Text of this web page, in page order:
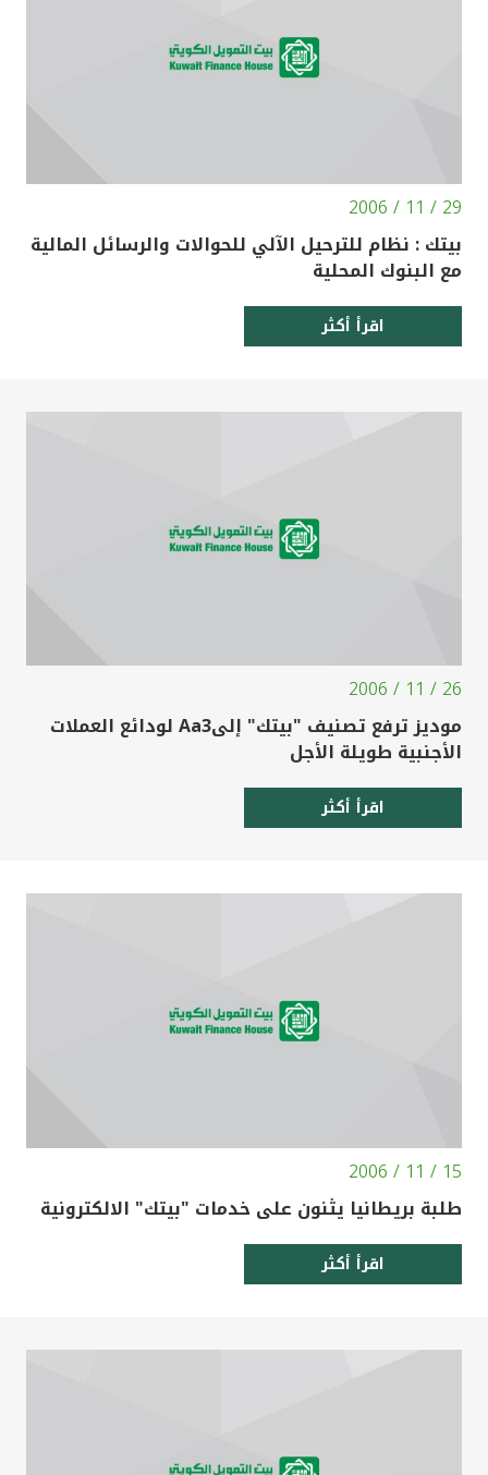
29 / 11 / 2006
بيتك : نظام للترحيل الآلي للحوالات والرسائل المالية
مع البنوك المحلية
اقرأ أكثر
26 / 11 / 2006
موديز ترفع تصنيف "بيتك" إلىAa3 لودائع العملات
الأجنبية طويلة الأجل
اقرأ أكثر
15 / 11 / 2006
طلبة بريطانيا يثنون على خدمات "بيتك" الالكترونية
اقرأ أكثر